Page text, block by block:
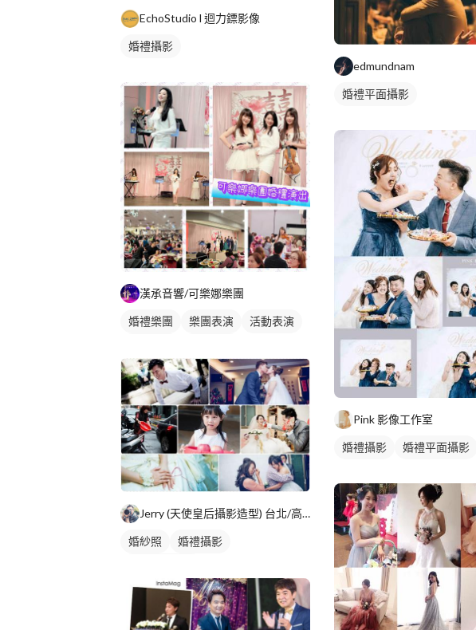
EchoStudio l 迴力鏢影像
婚禮攝影
漢承音響/可樂娜樂團
婚禮樂團 樂團表演
活動表演
Jerry (天使皇后攝影造型) 台北/高雄
婚紗照
婚禮攝影
edmundnam
婚禮平面攝影
Pink 影像工作室
婚禮攝影 婚禮平面攝影